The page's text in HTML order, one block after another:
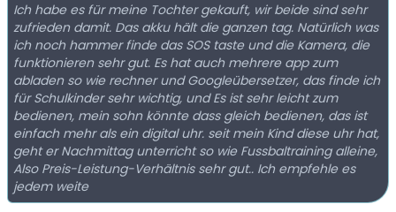
Ich habe es für meine Tochter gekauft, wir beide sind sehr
zufrieden damit. Das akku hält die ganzen tag. Natürlich was
ich noch hammer finde das SOS taste und die Kamera, die
funktionieren sehr gut. Es hat auch mehrere app zum
abladen so wie rechner und Googleübersetzer, das finde ich
für Schulkinder sehr wichtig, und Es ist sehr leicht zum
bedienen, mein sohn könnte dass gleich bedienen, das ist
einfach mehr als ein digital uhr. seit mein Kind diese uhr hat,
geht er Nachmittag unterricht so wie Fussbaltraining alleine,
Also Preis-Leistung-Verhältnis sehr gut.. Ich empfehle es
jedem weite